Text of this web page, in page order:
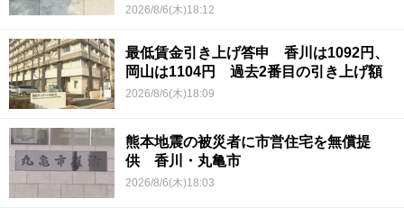
2026/8/6(木)18:12
最低賃金引き上げ答申 香川は1092円、
岡山は1104円 過去2番目の引き上げ額
2026/8/6(木)18:09
熊本地震の被災者に市営住宅を無償提
供 香川・丸亀市
2026/8/6(木)18:03